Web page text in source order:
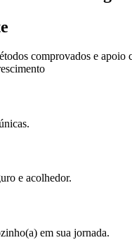
comprovados e
e acolhedor.
em sua jornada.